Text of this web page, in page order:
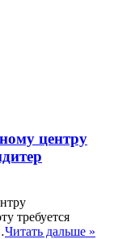
центру
требуется
Читать дальше »